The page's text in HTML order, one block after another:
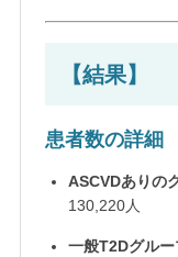
【結果】
患者数の詳細
ASCVDありの
130,220人
一般T2Dグルー